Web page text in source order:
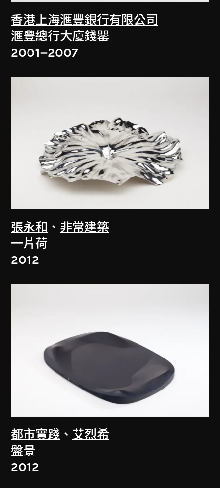
香港上海滙豐銀行有限公司
滙豐總行大廈錢罌
2001–2007
張永和 、 非常建築
一片荷
2012
都市實踐 、 艾烈希
盤景
2012